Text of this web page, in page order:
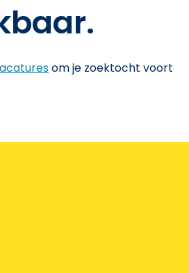
om je zoektocht voort